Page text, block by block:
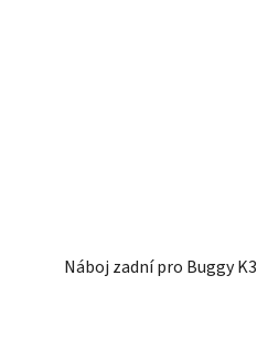
Náboj zadní pro Buggy K3